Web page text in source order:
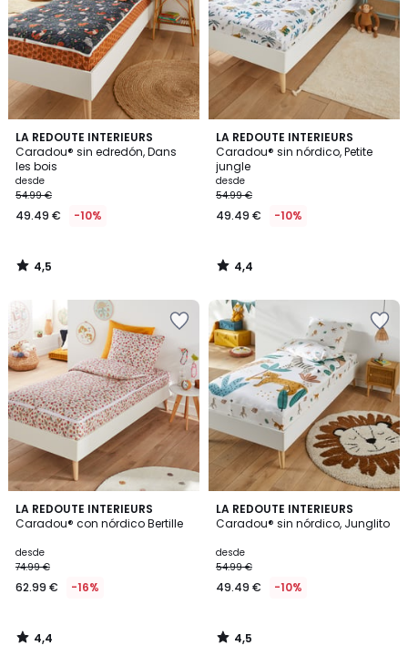
LA REDOUTE INTERIEURS
Caradou® sin edredón, Dans
les bois
desde
54.99 €
49.49 € -10%
4,5
/ 5
4,5
/
LA REDOUTE INTERIEURS
Caradou® sin nórdico, Petite
jungle
desde
54.99 €
49.49 € -10%
4,4
/ 5
4,4
/
LA REDOUTE INTERIEURS
Caradou® con nórdico Bertille
desde
74.99 €
62.99 € -16%
4,4
/ 5
4,4
/
LA REDOUTE INTERIEURS
Caradou® sin nórdico, Junglito
desde
54.99 €
49.49 € -10%
4,5
/ 5
4,5
/